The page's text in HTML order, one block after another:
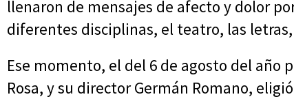
llenaron de mensajes de afecto y dolor
diferentes disciplinas, el teatro, las
Ese momento, el del 6 de agosto del año
Rosa, y su director Germán Romano,